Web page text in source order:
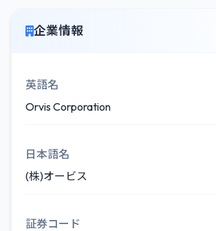
企業情報
英語名
Orvis Corporation
日本語名
(株)オービス
証券コード